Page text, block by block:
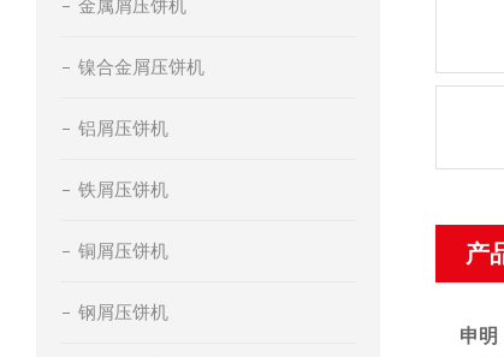
金属屑压饼机
镍合金屑压饼机
铝屑压饼机
铁屑压饼机
铜屑压饼机
钢屑压饼机
产
申明